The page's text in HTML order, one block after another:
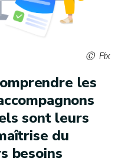
Pix
les
sont leurs
du
besoins